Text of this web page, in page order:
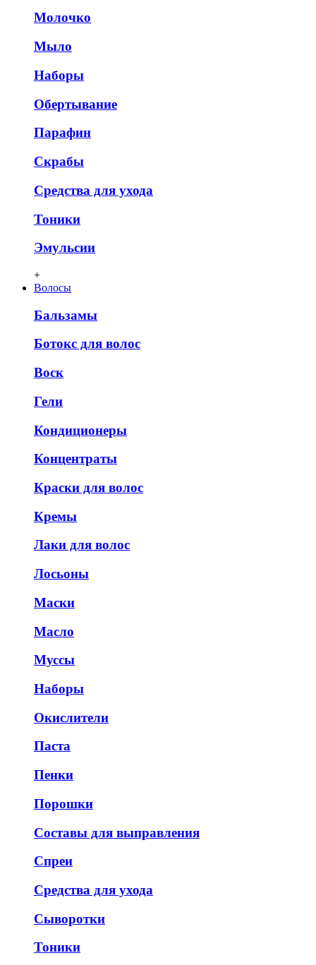
Молочко
Мыло
Наборы
Обертывание
Парафин
Скрабы
Средства для ухода
Тоники
Эмульсии
+
Волосы
Бальзамы
Ботокс для волос
Воск
Гели
Кондиционеры
Концентраты
Краски для волос
Кремы
Лаки для волос
Лосьоны
Маски
Масло
Муссы
Наборы
Окислители
Паста
Пенки
Порошки
Составы для выправления
Спреи
Средства для ухода
Сыворотки
Тоники